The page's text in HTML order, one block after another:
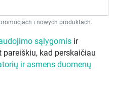
i nowych produktach.
sąlygomis ir
pareiškiu, kad perskaičiau
ir asmens duomenų